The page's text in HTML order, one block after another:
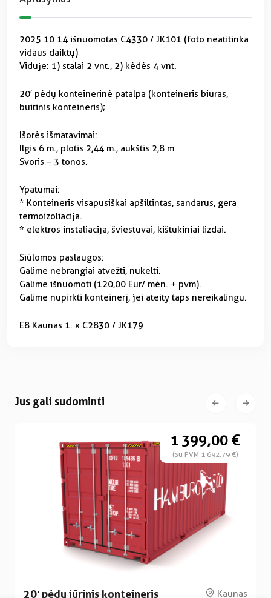
2025 10 14 išnuomotas C4330 / JK101 (foto neatitinka
vidaus daiktų)
Viduje: 1) stalai 2 vnt., 2) kėdės 4 vnt.
20′ pėdų konteinerinė patalpa (konteineris biuras,
buitinis konteineris);
Išorės išmatavimai:
Ilgis 6 m., plotis 2,44 m., aukštis 2,8 m
Svoris – 3 tonos.
Ypatumai:
* Konteineris visapusiškai apšiltintas, sandarus, gera
termoizoliacija.
* elektros instaliacija, šviestuvai, kištukiniai lizdai.
Siūlomos paslaugos:
Galime nebrangiai atvežti, nukelti.
Galime išnuomoti (120,00 Eur/ mėn. + pvm).
Galime nupirkti konteinerį, jei ateity taps nereikalingu.
E8 Kaunas 1. x C2830 / JK179
Jus gali sudominti
1 399,00 €
(su PVM 1 692,79 €)
20′ pėdų jūrinis konteineris Kaunas